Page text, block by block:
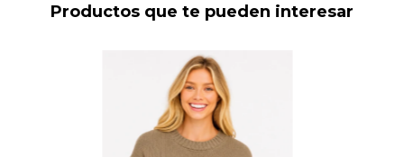
Productos que te pueden interesar